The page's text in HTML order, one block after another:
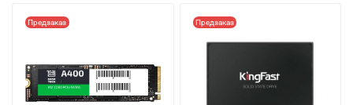
Предзаказ Предзаказ